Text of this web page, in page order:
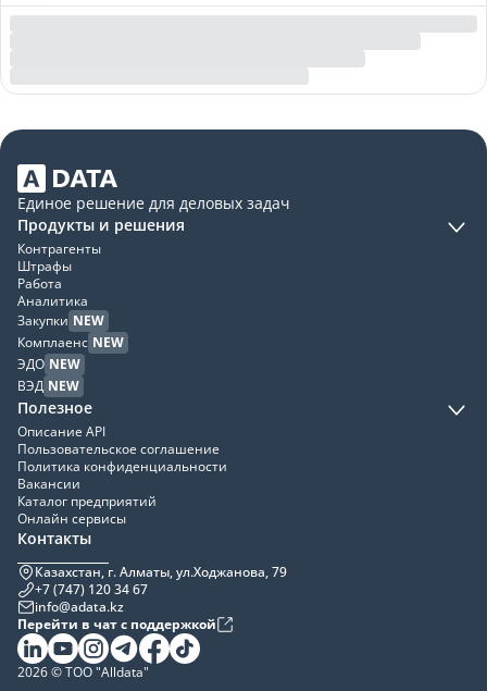
Единое решение для деловых задач
Продукты и решения
Контрагенты
Штрафы
Работа
Аналитика
Закупки NEW
Комплаенс NEW
ЭДО NEW
ВЭД NEW
Полезное
Описание API
Пользовательское соглашение
Политика конфиденциальности
Вакансии
Каталог предприятий
Онлайн сервисы
Контакты
Казахстан, г. Алматы, ул.Ходжанова, 79
+7 (747) 120 34 67
info@adata.kz
Перейти в чат с поддержкой
2026 © ТОО "Alldata"